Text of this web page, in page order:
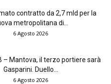
contratto da 2,7 mld per la
metropolitana di...
6 Agosto 2026
– Mantova, il terzo portiere sarà
Gasparini. Duello...
6 Agosto 2026